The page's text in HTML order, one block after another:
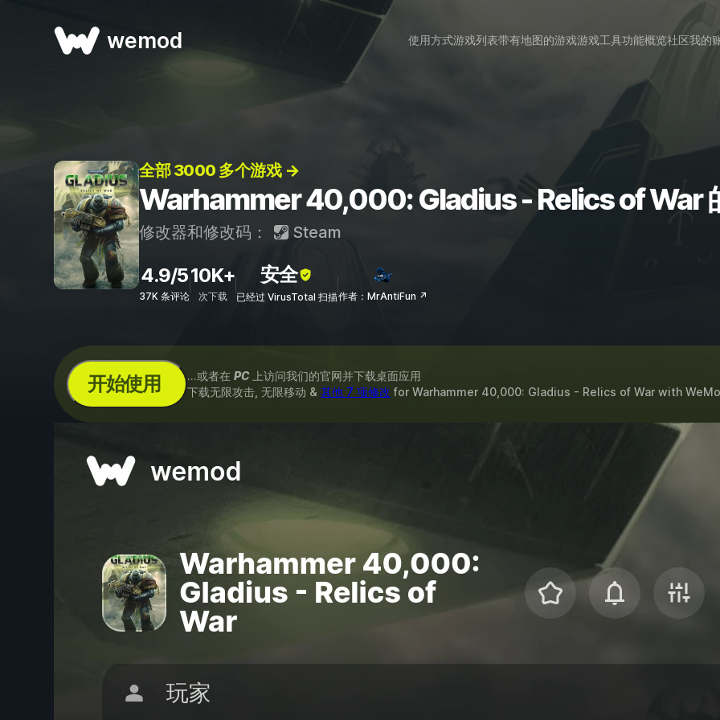
wemod 使用方式游戏列表带有地图的游戏游戏工具功能概览社区我的
全部 3000 多个游戏 →
Warhammer 40,000: Gladius - Relics of War
修改器和修改码： Steam
4.9/5
37K 条评论
10K+
次下载
安全
已经过 VirusTotal 扫描作者：MrAntiFun ↗
开始使用 ...或者在 PC上访问我们的官网并下载桌面应用
下载无限攻击, 无限移动 & 其他 7 项修改 for Warhammer 40,000: Gladius - Relics of War with